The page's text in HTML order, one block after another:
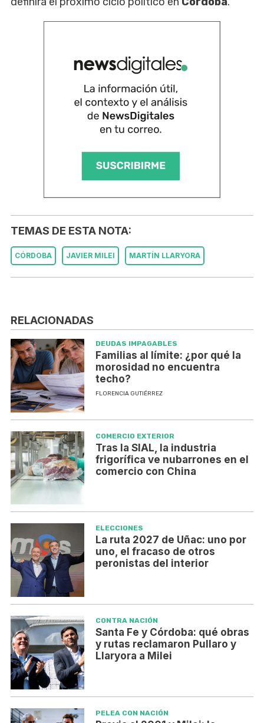
TEMAS DE ESTA NOTA:
CÓRDOBA JAVIER MILEI MARTÍN LLARYORA
RELACIONADAS
DEUDAS IMPAGABLES
Familias al límite: ¿por qué la
morosidad no encuentra
techo?
FLORENCIA GUTIÉRREZ
COMERCIO EXTERIOR
Tras la SIAL, la industria
frigorífica ve nubarrones en el
comercio con China
ELECCIONES
La ruta 2027 de Uñac: uno por
uno, el fracaso de otros
peronistas del interior
CONTRA NACIÓN
Santa Fe y Córdoba: qué obras
y rutas reclamaron Pullaro y
Llaryora a Milei
PELEA CON NACIÓN